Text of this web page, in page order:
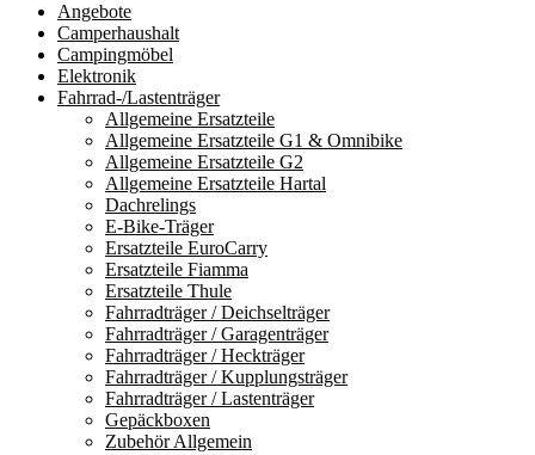
Angebote
Camperhaushalt
Campingmöbel
Elektronik
Fahrrad-/Lastenträger
Allgemeine Ersatzteile
Allgemeine Ersatzteile G1 & Omnibike
Allgemeine Ersatzteile G2
Allgemeine Ersatzteile Hartal
Dachrelings
E-Bike-Träger
Ersatzteile EuroCarry
Ersatzteile Fiamma
Ersatzteile Thule
Fahrradträger / Deichselträger
Fahrradträger / Garagenträger
Fahrradträger / Heckträger
Fahrradträger / Kupplungsträger
Fahrradträger / Lastenträger
Gepäckboxen
Zubehör Allgemein